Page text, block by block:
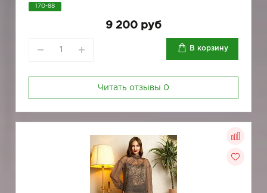
170-88
9 200 руб
В корзину
Читать отзывы 0